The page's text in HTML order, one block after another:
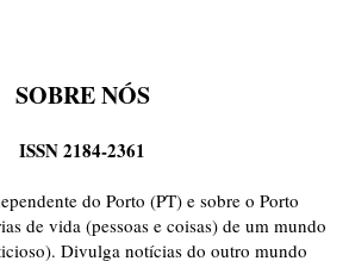
SOBRE NÓS
ISSN 2184-2361
do Porto (PT) e sobre o Porto
de vida (pessoas e coisas) de um mundo
Divulga notícias do outro mundo